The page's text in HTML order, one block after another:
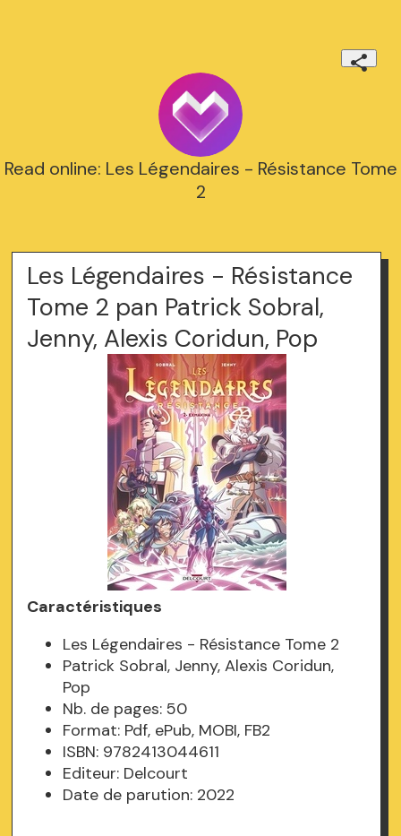
Read online: Les Légendaires - Résistance Tome
2
Les Légendaires - Résistance
Tome 2 pan Patrick Sobral,
Jenny, Alexis Coridun, Pop
Caractéristiques
Les Légendaires - Résistance Tome 2
Patrick Sobral, Jenny, Alexis Coridun,
Pop
Nb. de pages: 50
Format: Pdf, ePub, MOBI, FB2
ISBN: 9782413044611
Editeur: Delcourt
Date de parution: 2022